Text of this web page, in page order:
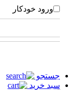
ورود خودکار
جستجو
سبد خرید